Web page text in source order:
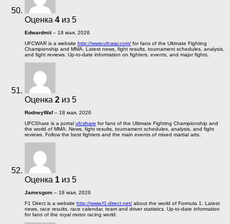
Оценка 4 из 5
Edwardmit– 18 мая, 2026
UFCWAR is a website http://www.ufcwar.com/ for fans of the Ultimate Fighting
Championship and MMA. Latest news, fight results, tournament schedules, analysis,
and fight reviews. Up-to-date information on fighters, events, and major fights.
Оценка 2 из 5
RodneyWaf– 18 мая, 2026
UFCShare is a portal ufcshare for fans of the Ultimate Fighting Championship and
the world of MMA. News, fight results, tournament schedules, analysis, and fight
reviews. Follow the best fighters and the main events of mixed martial arts.
Оценка 1 из 5
Jamesgom – 18 мая, 2026
F1 Direct is a website http://www.f1-direct.net/ about the world of Formula 1. Latest
news, race results, race calendar, team and driver statistics. Up-to-date information
for fans of the royal motor racing world.